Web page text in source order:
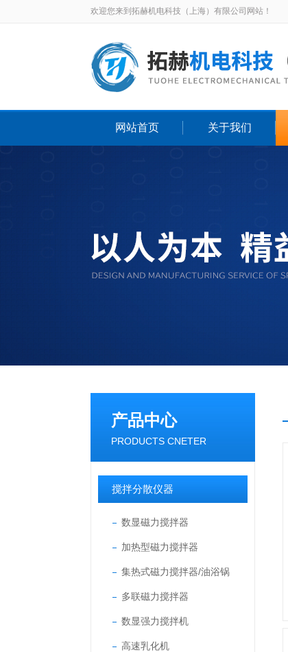
欢迎您来到拓赫机电科技（上海）有限公司网站！
网站首页 关于我们
产品中心
PRODUCTS CNETER
搅拌分散仪器
数显磁力搅拌器
加热型磁力搅拌器
集热式磁力搅拌器/油浴锅
多联磁力搅拌器
数显强力搅拌机
高速乳化机